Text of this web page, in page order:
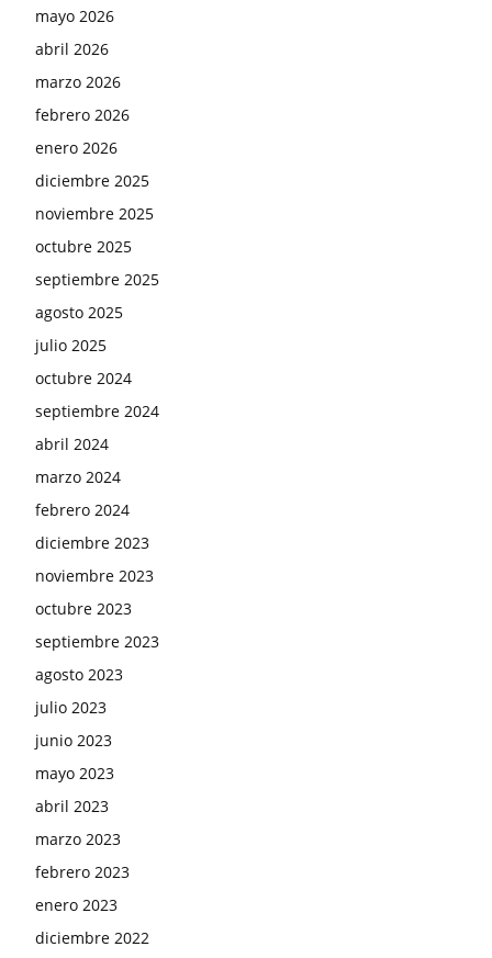
mayo 2026
abril 2026
marzo 2026
febrero 2026
enero 2026
diciembre 2025
noviembre 2025
octubre 2025
septiembre 2025
agosto 2025
julio 2025
octubre 2024
septiembre 2024
abril 2024
marzo 2024
febrero 2024
diciembre 2023
noviembre 2023
octubre 2023
septiembre 2023
agosto 2023
julio 2023
junio 2023
mayo 2023
abril 2023
marzo 2023
febrero 2023
enero 2023
diciembre 2022